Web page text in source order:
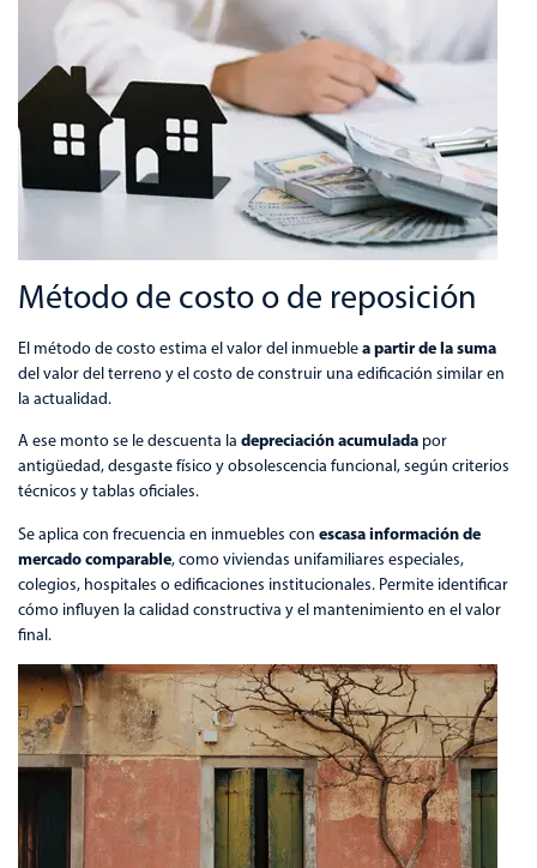
Método de costo o de reposición
El método de costo estima el valor del inmueblea partir de la suma
del valor del terreno y el costo de construir una edificación similar en
la actualidad.
A ese monto se le descuenta la depreciación acumulada por
antigüedad, desgaste físico y obsolescencia funcional, según criterios
técnicos y tablas oficiales.
Se aplica con frecuencia en inmuebles con escasa información de
mercado comparable, como viviendas unifamiliares especiales,
colegios, hospitales o edificaciones institucionales. Permite identificar
cómo influyen la calidad constructiva y el mantenimiento en el valor
final.